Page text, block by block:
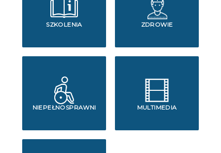
SZKOLENIA ZDROWIE
NIEPEŁNOSPRAWNI MULTIMEDIA